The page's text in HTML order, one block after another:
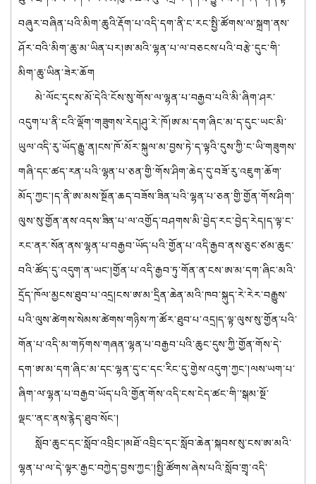
བཞུར་བཞིན་པའི་མིག་ཆུའི་རྡོག་པ་འདི་དག་ནི་ང་རང་སྤྱི་ཚོགས་ལ་སྐྲག་ནས་
ཤོར་བའི་མིག་ཆུ་མ་ཡིན་པར།ཨ་མའི་ལྷན་པ་ལ་བཅངས་པའི་བརྩེ་དུང་གི་
མིག་ཆུ་ཡིན་ཟེར་ཆོག
མེ་ལོང་དྭངས་མོ་དེའི་ངོས་སུ་གོས་ལ་ལྷན་པ་བརྒྱབ་པའི་མི་ཞིག་ཤར་
འདུག་པ་ནི་ངའི་ལྡོག་གཟུགས་རེད།ཤུ་རེ་ཁོ།ཨ་མ་དག་ཞིང་མ་ད་དུང་ཡང་མི་
ཡུལ་འདི་རུ་ཡོད་རྒྱུ་ན།ངས་ཁོ་མོར་སྐུལ་མ་བྱས་ཏེ་ད་ལྟའི་དུས་ཀྱི་ང་ཡི་གཟུགས་
གཞི་དང་ཚད་རན་པའི་ལྷན་པ་ཅན་གྱི་གོས་ཤིག་ཆེད་དུ་བཟོ་རུ་འཇུག་ཆོག་
མོད་ཀྱང་།ད་ནི་ཨ་མས་སྔོན་ཆད་བཟོས་ཟིན་པའི་ལྷན་པ་ཅན་གྱི་གྱོན་གོས་ཤིག་
ལུས་སུ་གྱོན་ནས་འདས་ཟིན་པ་ལ་འགྱོད་བཤགས་མི་བྱེད་རང་བྱེད་རེད།ད་ལྟ་ང་
རང་ནར་སོན་ནས་ལྷན་པ་བརྒྱབ་ཡོད་པའི་གྱོན་པ་འདི་རྒྱབ་ནས་ཅུང་ཙམ་ཆུང་
བའི་ཚོད་དུ་འདུག་ན་ཡང་།གྱོན་པ་འདི་རྒྱབ་ཏུ་གོན་ན་ངས་ཨ་མ་དག་ཞིང་མའི་
དྲོད་ཁོལ་མྱངས་ཐུབ་པ་འདྲ།ངས་ཨ་མ་དྲིན་ཆེན་མའི་ཁབ་སྐུད་རེ་རེར་བརྒྱུས་
པའི་ལུས་ཚེགས་སེམས་ཚེགས་གཉིས་ཀ་ཚོར་ཐུབ་པ་འདྲ།ད་ལྟ་ལུས་སུ་གྱོན་པའི་
གོན་པ་འདི་མ་གཏོགས་གཞན་ལྷན་པ་བརྒྱབ་པའི་ཆུང་དུས་ཀྱི་གྱོན་གོས་དེ་
དག་ཨ་མ་དག་ཞིང་མ་དང་ལྷན་དུ་ང་དང་རིང་དུ་གྱེས་འདུག་ཀྱང་།ལས་ཡག་པ་
ཞིག་ལ་ལྷན་པ་བརྒྱབ་ཡོད་པའི་གྱོན་གོས་འདི་ངས་ངེད་ཚང་གི་'སྒམ་སྔོ་
ལྡང་'ནང་ནས་རྙེད་ཐུབ་སོང་།
སློབ་ཆུང་དང་སློབ་འབྲིང་།མཐོ་འབྲིང་དང་སློབ་ཆེན་སྐབས་སུ་ངས་ཨ་མའི་
ལྷན་པ་ལ་དེ་ལྟར་རྒྱང་བཀྱེད་བྱས་ཀྱང་།སྤྱི་ཚོགས་ཞེས་པའི་སློབ་གྲྭ་འདི་